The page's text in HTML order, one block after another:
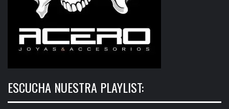
ESCUCHA NUESTRA PLAYLIST: